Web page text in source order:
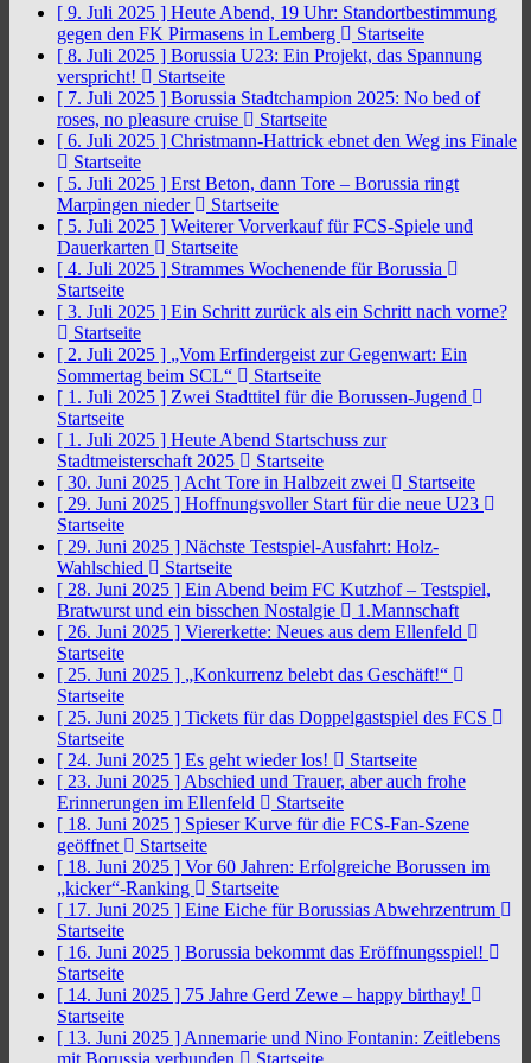
[ 9. Juli 2025 ] Heute Abend, 19 Uhr: Standortbestimmung
gegen den FK Pirmasens in Lemberg
Startseite
[ 8. Juli 2025 ] Borussia U23: Ein Projekt, das Spannung
verspricht!
Startseite
[ 7. Juli 2025 ] Borussia Stadtchampion 2025: No bed of
roses, no pleasure cruise
Startseite
[ 6. Juli 2025 ] Christmann-Hattrick ebnet den Weg ins Finale
Startseite
[ 5. Juli 2025 ] Erst Beton, dann Tore – Borussia ringt
Marpingen nieder
Startseite
[ 5. Juli 2025 ] Weiterer Vorverkauf für FCS-Spiele und
Dauerkarten
Startseite
[ 4. Juli 2025 ] Strammes Wochenende für Borussia
Startseite
[ 3. Juli 2025 ] Ein Schritt zurück als ein Schritt nach vorne?
Startseite
[ 2. Juli 2025 ] „Vom Erfindergeist zur Gegenwart: Ein
Sommertag beim SCL“
Startseite
[ 1. Juli 2025 ] Zwei Stadttitel für die Borussen-Jugend
Startseite
[ 1. Juli 2025 ] Heute Abend Startschuss zur
Stadtmeisterschaft 2025
Startseite
[ 30. Juni 2025 ] Acht Tore in Halbzeit zwei
Startseite
[ 29. Juni 2025 ] Hoffnungsvoller Start für die neue U23
Startseite
[ 29. Juni 2025 ] Nächste Testspiel-Ausfahrt: Holz-
Wahlschied
Startseite
[ 28. Juni 2025 ] Ein Abend beim FC Kutzhof – Testspiel,
Bratwurst und ein bisschen Nostalgie
1.Mannschaft
[ 26. Juni 2025 ] Viererkette: Neues aus dem Ellenfeld
Startseite
[ 25. Juni 2025 ] „Konkurrenz belebt das Geschäft!“
Startseite
[ 25. Juni 2025 ] Tickets für das Doppelgastspiel des FCS
Startseite
[ 24. Juni 2025 ] Es geht wieder los!
Startseite
[ 23. Juni 2025 ] Abschied und Trauer, aber auch frohe
Erinnerungen im Ellenfeld
Startseite
[ 18. Juni 2025 ] Spieser Kurve für die FCS-Fan-Szene
geöffnet
Startseite
[ 18. Juni 2025 ] Vor 60 Jahren: Erfolgreiche Borussen im
„kicker“-Ranking
Startseite
[ 17. Juni 2025 ] Eine Eiche für Borussias Abwehrzentrum
Startseite
[ 16. Juni 2025 ] Borussia bekommt das Eröffnungsspiel!
Startseite
[ 14. Juni 2025 ] 75 Jahre Gerd Zewe – happy birthay!
Startseite
[ 13. Juni 2025 ] Annemarie und Nino Fontanin: Zeitlebens
mit Borussia verbunden
Startseite